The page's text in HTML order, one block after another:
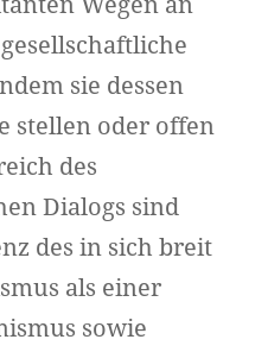
sie dessen
stellen oder offen
des
Dialogs sind
des in sich breit
als einer
sowie